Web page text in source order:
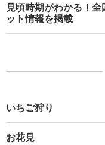
見頃時期がわかる！
ット情報を掲載
いちご狩り
お花見